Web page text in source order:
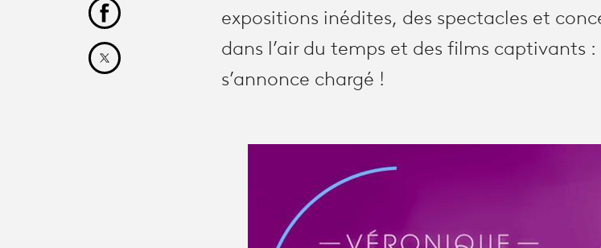
expositions inédites, des spectacles et
dans l’air du temps et des films captivants
s’annonce chargé !
Partager cet article sur Facebook
Partager cet article sur X